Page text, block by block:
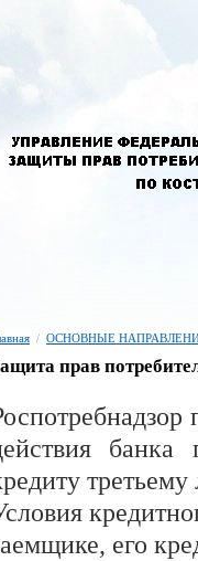
/ ОСНОВНЫЕ
прав
банка
его